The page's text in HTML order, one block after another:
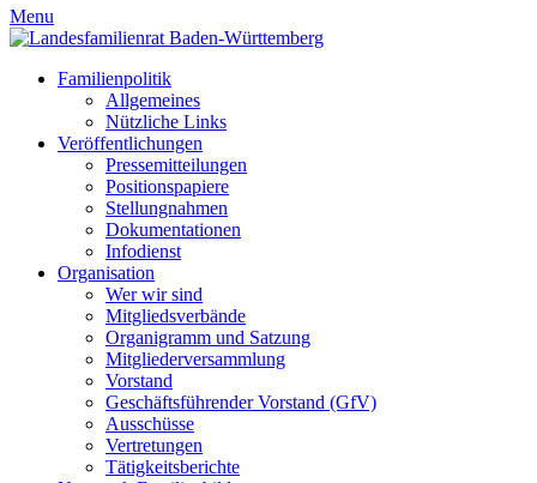
Menu
Familienpolitik
Allgemeines
Nützliche Links
Veröffentlichungen
Pressemitteilungen
Positionspapiere
Stellungnahmen
Dokumentationen
Infodienst
Organisation
Wer wir sind
Mitgliedsverbände
Organigramm und Satzung
Mitgliederversammlung
Vorstand
Geschäftsführender Vorstand (GfV)
Ausschüsse
Vertretungen
Tätigkeitsberichte